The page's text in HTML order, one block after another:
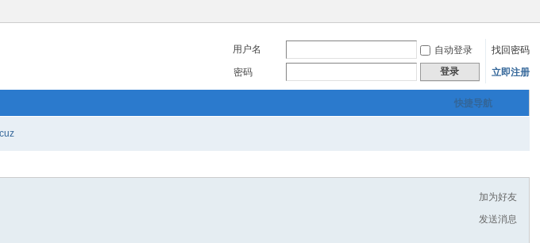
用户名 自动登录
找回密码
密码
登录 立即注册
快捷导航
加为好友
发送消息